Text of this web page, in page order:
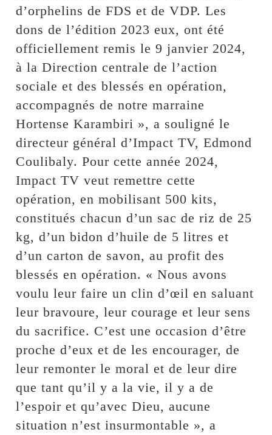
d’orphelins de FDS et de VDP. Les
dons de l’édition 2023 eux, ont été
officiellement remis le 9 janvier 2024,
à la Direction centrale de l’action
sociale et des blessés en opération,
accompagnés de notre marraine
Hortense Karambiri », a souligné le
directeur général d’Impact TV, Edmond
Coulibaly. Pour cette année 2024,
Impact TV veut remettre cette
opération, en mobilisant 500 kits,
constitués chacun d’un sac de riz de 25
kg, d’un bidon d’huile de 5 litres et
d’un carton de savon, au profit des
blessés en opération. « Nous avons
voulu leur faire un clin d’œil en saluant
leur bravoure, leur courage et leur sens
du sacrifice. C’est une occasion d’être
proche d’eux et de les encourager, de
leur remonter le moral et de leur dire
que tant qu’il y a la vie, il y a de
l’espoir et qu’avec Dieu, aucune
situation n’est insurmontable », a